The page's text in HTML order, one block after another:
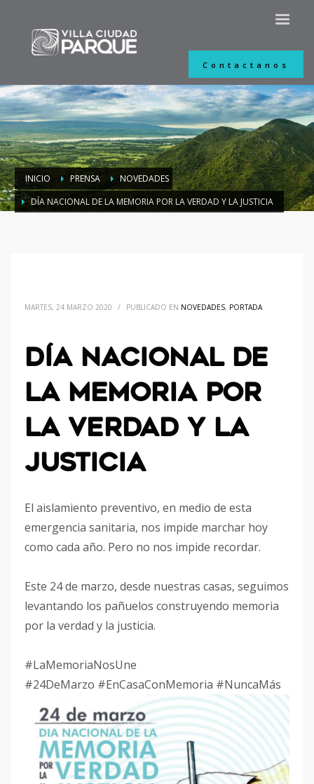
Contactanos
INICIO PRENSA
NOVEDADES
DÍA NACIONAL DE LA MEMORIA POR LA VERDAD Y LA JUSTICIA
MARTES, 24 MARZO 2020 / PUBLICADO EN NOVEDADES, PORTADA
Día Nacional de
la Memoria por
la Verdad y la
Justicia
El aislamiento preventivo, en medio de esta
emergencia sanitaria, nos impide marchar hoy
como cada año. Pero no nos impide recordar.
Este 24 de marzo, desde nuestras casas, seguimos
levantando los pañuelos construyendo memoria
por la verdad y la justicia.
#LaMemoriaNosUne
#24DeMarzo #EnCasaConMemoria #NuncaMás